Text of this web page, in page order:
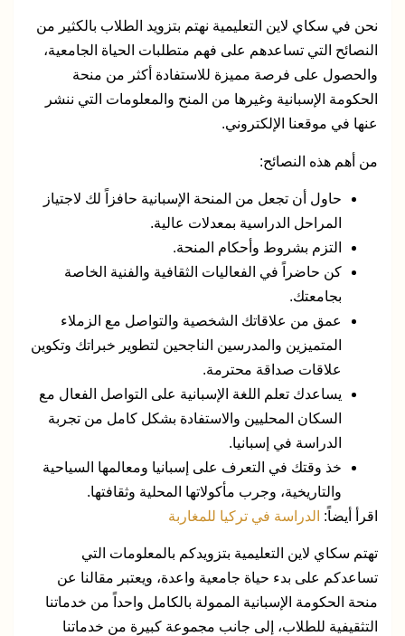
نحن في سكاي لاين التعليمية نهتم بتزويد الطلاب بالكثير من
النصائح التي تساعدهم على فهم متطلبات الحياة الجامعية،
والحصول على فرصة مميزة للاستفادة أكثر من منحة
الحكومة الإسبانية وغيرها من المنح والمعلومات التي ننشر
عنها في موقعنا الإلكتروني.
من أهم هذه النصائح:
حاول أن تجعل من المنحة الإسبانية حافزاً لك لاجتياز
المراحل الدراسية بمعدلات عالية.
التزم بشروط وأحكام المنحة.
كن حاضراً في الفعاليات الثقافية والفنية الخاصة
بجامعتك.
عمق من علاقاتك الشخصية والتواصل مع الزملاء
المتميزين والمدرسين الناجحين لتطوير خبراتك وتكوين
علاقات صداقة محترمة.
يساعدك تعلم اللغة الإسبانية على التواصل الفعال مع
السكان المحليين والاستفادة بشكل كامل من تجربة
الدراسة في إسبانيا.
خذ وقتك في التعرف على إسبانيا ومعالمها السياحية
والتاريخية، وجرب مأكولاتها المحلية وثقافتها.
اقرأ أيضاً: الدراسة في تركيا للمغاربة
تهتم سكاي لاين التعليمية بتزويدكم بالمعلومات التي
تساعدكم على بدء حياة جامعية واعدة، ويعتبر مقالنا عن
منحة الحكومة الإسبانية الممولة بالكامل واحداً من خدماتنا
التثقيفية للطلاب، إلى جانب مجموعة كبيرة من خدماتنا